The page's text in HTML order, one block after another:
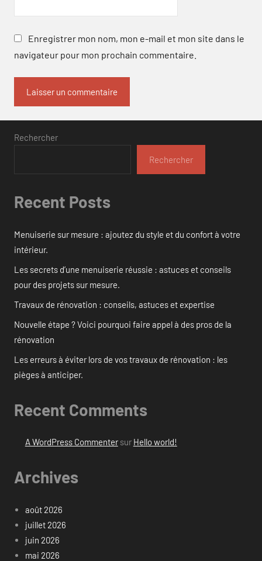
Enregistrer mon nom, mon e-mail et mon site dans le
navigateur pour mon prochain commentaire.
Rechercher
Rechercher
Recent Posts
Menuiserie sur mesure : ajoutez du style et du confort à votre
intérieur.
Les secrets d’une menuiserie réussie : astuces et conseils
pour des projets sur mesure.
Travaux de rénovation : conseils, astuces et expertise
Nouvelle étape ? Voici pourquoi faire appel à des pros de la
rénovation
Les erreurs à éviter lors de vos travaux de rénovation : les
pièges à anticiper.
Recent Comments
A WordPress Commentersur Hello world!
Archives
août 2026
juillet 2026
juin 2026
mai 2026